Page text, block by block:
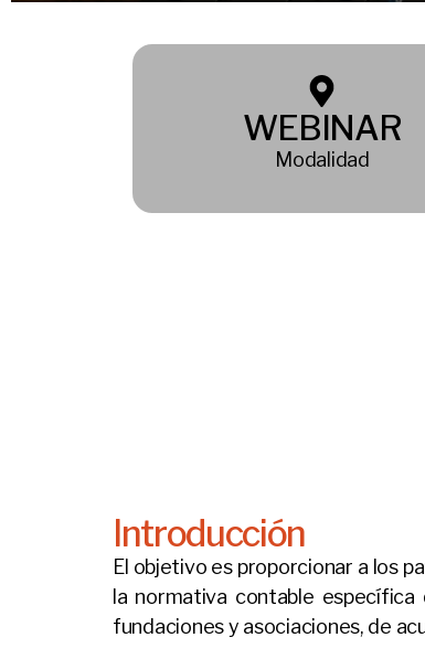
WEBINAR
Modalidad
Introducción
El objetivo es proporcionar a los
la normativa contable
fundaciones y asociaciones, de